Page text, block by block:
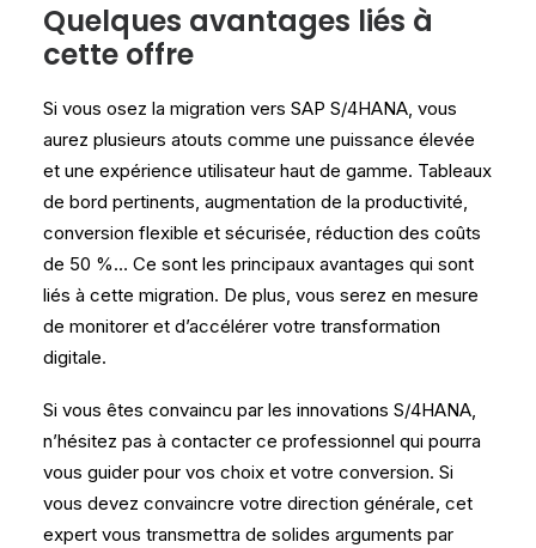
Quelques avantages liés à
cette offre
Si vous osez la migration vers SAP S/4HANA, vous
aurez plusieurs atouts comme une puissance élevée
et une expérience utilisateur haut de gamme. Tableaux
de bord pertinents, augmentation de la productivité,
conversion flexible et sécurisée, réduction des coûts
de 50 %… Ce sont les principaux avantages qui sont
liés à cette migration. De plus, vous serez en mesure
de monitorer et d’accélérer votre transformation
digitale.
Si vous êtes convaincu par les innovations S/4HANA,
n’hésitez pas à contacter ce professionnel qui pourra
vous guider pour vos choix et votre conversion. Si
vous devez convaincre votre direction générale, cet
expert vous transmettra de solides arguments par